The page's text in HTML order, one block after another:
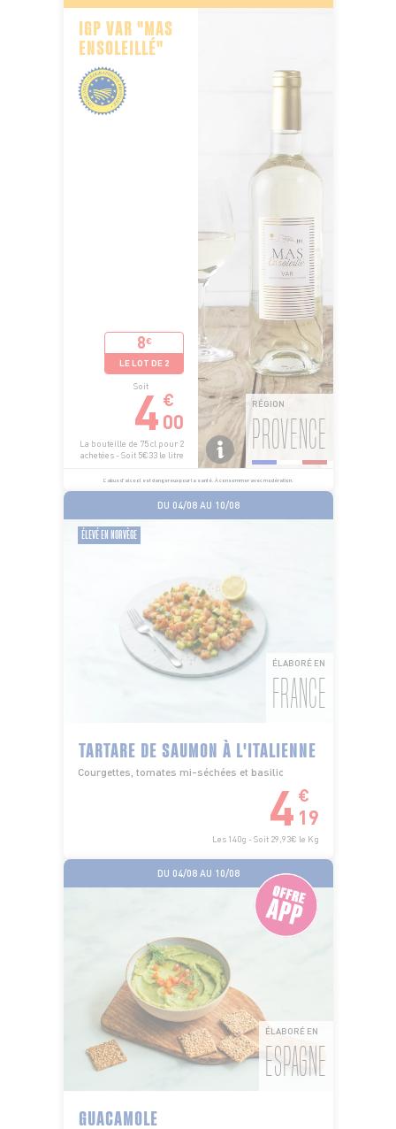
IGP VAR "MAS
ENSOLEILLÉ"
8€
LE LOT DE 2
Soit
4 €
00
La bouteille de 75 cl pour 2
achetées - Soit 5€33 le litre
RÉGION
PROVENCE
L’abus d’alcool est dangereux pour la santé. À consommer avec modération.
DU 04/08 AU 10/08
ÉLEVÉ EN NORVÈGE
ÉLABORÉ EN
FRANCE
TARTARE DE SAUMON À L'ITALIENNE
Courgettes, tomates mi-séchées et basilic
4 €
19
Les 140g - Soit 29,93€ le Kg
DU 04/08 AU 10/08
ÉLABORÉ EN
ESPAGNE
GUACAMOLE